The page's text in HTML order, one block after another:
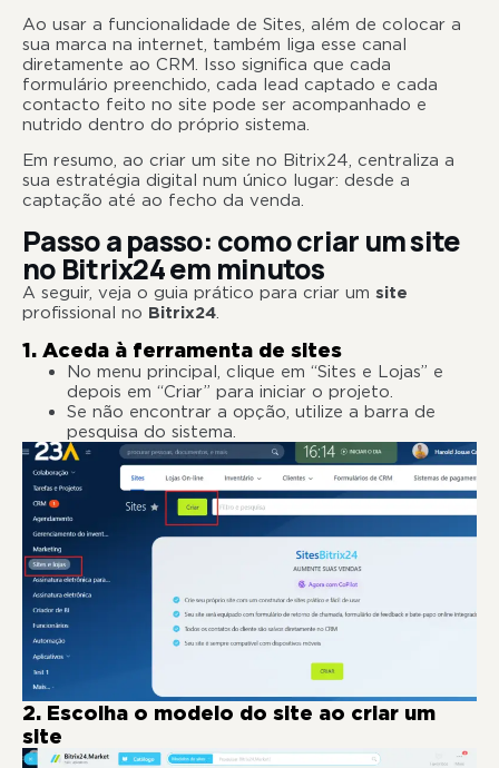
Ao usar a funcionalidade de Sites, além de colocar a
sua marca na internet, também liga esse canal
diretamente ao CRM. Isso significa que cada
formulário preenchido, cada lead captado e cada
contacto feito no site pode ser acompanhado e
nutrido dentro do próprio sistema.
Em resumo, ao criar um site no Bitrix24, centraliza a
sua estratégia digital num único lugar: desde a
captação até ao fecho da venda.
Passo a passo: como criar um site
no Bitrix24 em minutos
A seguir, veja o guia prático para criar um site
profissional no Bitrix24.
1. Aceda à ferramenta de sites
No menu principal, clique em “Sites e Lojas” e
depois em “Criar” para iniciar o projeto.
Se não encontrar a opção, utilize a barra de
pesquisa do sistema.
2. Escolha o modelo do site ao criar um
site